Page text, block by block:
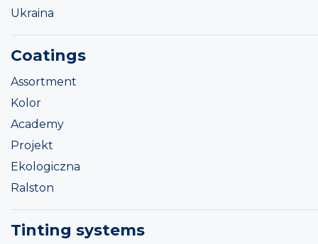
Ukraina
Coatings
Assortment
Kolor
Academy
Projekt
Ekologiczna
Ralston
Tinting systems